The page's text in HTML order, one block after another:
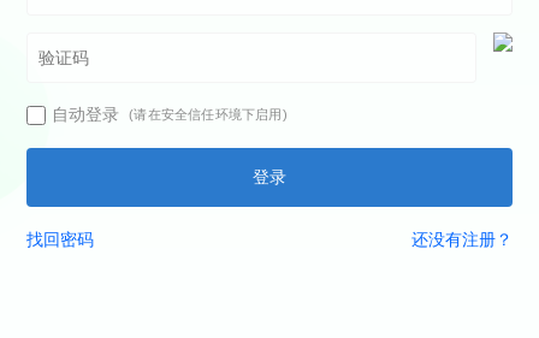
自动登录 (请在安全信任环境下启用)
登录
找回密码 还没有注册？